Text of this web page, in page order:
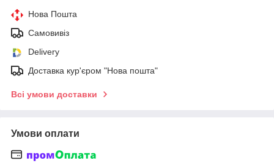
Нова Пошта
Самовивіз
Delivery
Доставка кур'єром "Нова пошта"
Всі умови доставки
Умови оплати